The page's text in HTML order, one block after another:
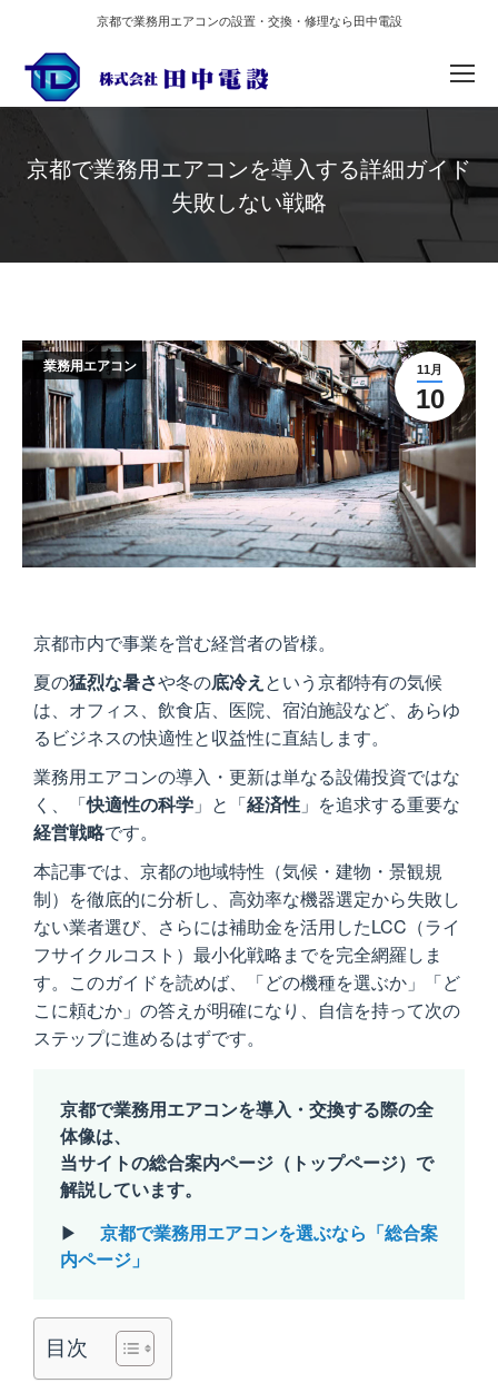
京都で業務用エアコンの設置・交換・修理なら田中電設
京都で業務用エアコンを導入する詳細ガイド
失敗しない戦略
11月
10
業務用エアコン
京都市内で事業を営む経営者の皆様。
夏の猛烈な暑さや冬の底冷え という京都特有の気候
は、オフィス、飲食店、医院、宿泊施設など、あらゆ
るビジネスの快適性と収益性に直結します。
業務用エアコンの導入・更新は単なる設備投資ではな
く、「快適性の科学 」と「経済性 」を追求する重要な
経営戦略です。
本記事では、京都の地域特性（気候・建物・景観規
制）を徹底的に分析し、高効率な機器選定から失敗し
ない業者選び、さらには補助金を活用したLCC（ライ
フサイクルコスト）最小化戦略までを完全網羅しま
す。このガイドを読めば、「どの機種を選ぶか」「ど
こに頼むか」の答えが明確になり、自信を持って次の
ステップに進めるはずです。
京都で業務用エアコンを導入・交換する際の全
体像は、
当サイトの総合案内ページ（トップページ）で
解説しています。
▶
京都で業務用エアコンを選ぶなら「総合案
内ページ」
目次